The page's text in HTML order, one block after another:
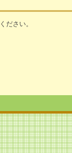
ださい。